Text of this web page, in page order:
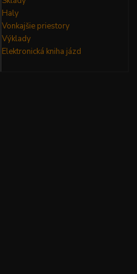
Haly
Vonkajšie priestory
Výklady
Elektronická kniha jázd